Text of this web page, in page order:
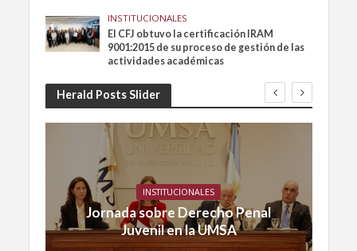
INSTITUCIONALES
El CFJ obtuvo la certificación IRAM
9001:2015 de su proceso de gestión de las
actividades académicas
Herald Posts Slider
INSTITUCIONALES
Jornada sobre Derecho Penal
Juvenil en la UMSA